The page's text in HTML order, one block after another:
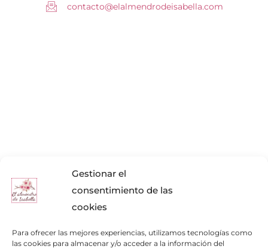
Gestionar el
consentimiento de las
cookies
Para ofrecer las mejores experiencias, utilizamos tecnologías como
las cookies para almacenar y/o acceder a la información del
contacto@elalmendrodeisabella.com